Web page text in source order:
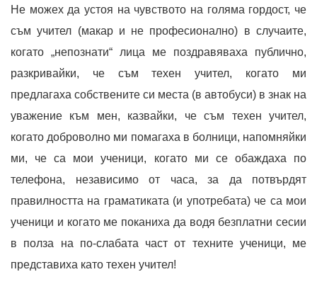
Не можех да устоя на чувството на голяма гордост, че
съм учител (макар и не професионално) в случаите,
когато „непознати“ лица ме поздравяваха публично,
разкривайки, че съм техен учител, когато ми
предлагаха собствените си места (в автобуси) в знак на
уважение към мен, казвайки, че съм техен учител,
когато доброволно ми помагаха в болници, напомняйки
ми, че са мои ученици, когато ми се обаждаха по
телефона, независимо от часа, за да потвърдят
правилността на граматиката (и употребата) че са мои
ученици и когато ме поканиха да водя безплатни сесии
в полза на по-слабата част от техните ученици, ме
представиха като техен учител!